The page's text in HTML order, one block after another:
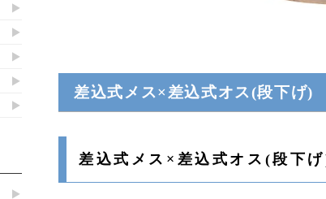
差込式メス×差込式オス(段下げ
差込式メス×差込式オス(段下